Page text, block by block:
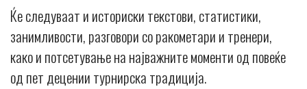
Ќе следуваат и историски текстови, статистики,
занимливости, разговори со ракометари и тренери,
како и потсетување на најважните моменти од повеќе
од пет децении турнирска традиција.